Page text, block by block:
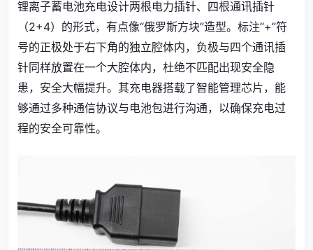
锂离子蓄电池充电设计两根电力插针、四根通讯插针
（2+4）的形式，有点像“俄罗斯方块”造型。标注“+”符
号的正极处于右下角的独立腔体内，负极与四个通讯插
针同样放置在一个大腔体内，杜绝不匹配出现安全隐
患，安全大幅提升。其充电器搭载了智能管理芯片，能
够通过多种通信协议与电池包进行沟通，以确保充电过
程的安全可靠性。